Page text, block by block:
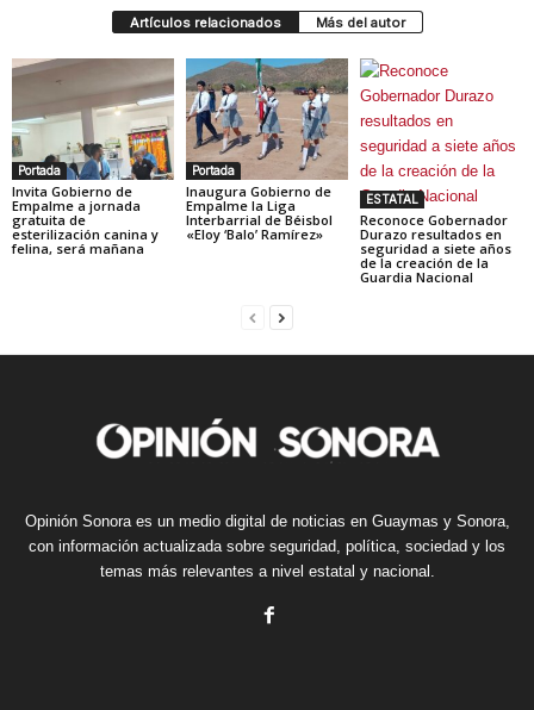
Artículos relacionados Más del autor
Portada
Invita Gobierno de
Empalme a jornada
gratuita de
esterilización canina y
felina, será mañana
Portada
Inaugura Gobierno de
Empalme la Liga
Interbarrial de Béisbol
«Eloy ‘Balo’ Ramírez»
ESTATAL
Reconoce Gobernador
Durazo resultados en
seguridad a siete años
de la creación de la
Guardia Nacional
Opinión Sonora es un medio digital de noticias en Guaymas y Sonora,
con información actualizada sobre seguridad, política, sociedad y los
temas más relevantes a nivel estatal y nacional.